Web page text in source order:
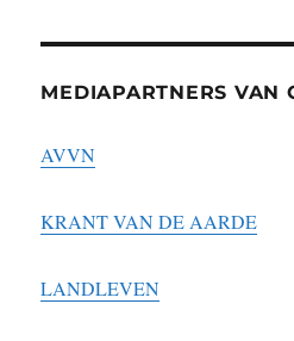
MEDIAPARTNERS VAN
AVVN
KRANT VAN DE AARDE
LANDLEVEN